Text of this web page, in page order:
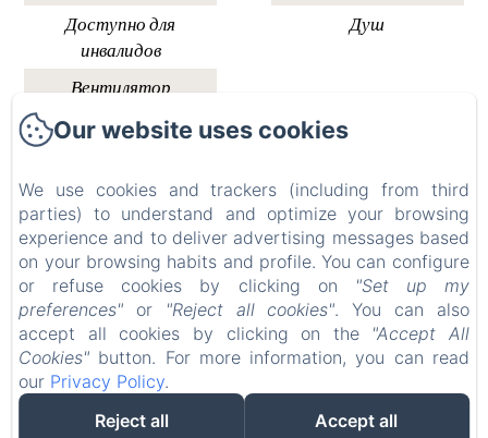
Доступно для
инвалидов
Вентилятор
Душ
Château ERIGOYE
Правовая информация
1Bis Rte de la Source, Beychac-et-Caillau, 33750,
Франция
contact.chateauerigoye@gmail.com
+33677338980
+33749970229
Разработано через Amenitiz
Our website uses cookies
We use cookies and trackers (including from third
parties) to understand and optimize your browsing
experience and to deliver advertising messages based
on your browsing habits and profile. You can configure
or refuse cookies by clicking on
"Set up my
preferences" or "Reject all cookies". You can also
accept all cookies by clicking on the "Accept All
Cookies" button. For more information, you can read
our Privacy Policy.
Reject all
Accept all